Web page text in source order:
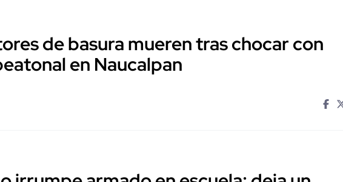
de basura mueren tras chocar con
en Naucalpan